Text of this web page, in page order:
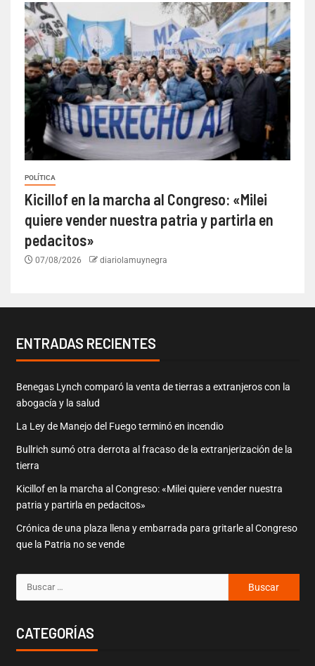
POLÍTICA
Kicillof en la marcha al Congreso: «Milei
quiere vender nuestra patria y partirla en
pedacitos»
07/08/2026 diariolamuynegra
ENTRADAS RECIENTES
Benegas Lynch comparó la venta de tierras a extranjeros con la
abogacía y la salud
La Ley de Manejo del Fuego terminó en incendio
Bullrich sumó otra derrota al fracaso de la extranjerización de la
tierra
Kicillof en la marcha al Congreso: «Milei quiere vender nuestra
patria y partirla en pedacitos»
Crónica de una plaza llena y embarrada para gritarle al Congreso
que la Patria no se vende
CATEGORÍAS